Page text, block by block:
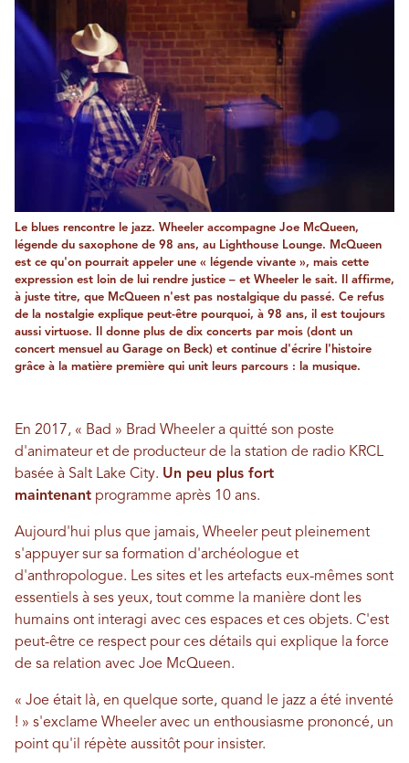
Le blues rencontre le jazz. Wheeler accompagne Joe McQueen,
légende du saxophone de 98 ans, au Lighthouse Lounge. McQueen
est ce qu'on pourrait appeler une « légende vivante », mais cette
expression est loin de lui rendre justice – et Wheeler le sait. Il affirme,
à juste titre, que McQueen n'est pas nostalgique du passé. Ce refus
de la nostalgie explique peut-être pourquoi, à 98 ans, il est toujours
aussi virtuose. Il donne plus de dix concerts par mois (dont un
concert mensuel au Garage on Beck) et continue d'écrire l'histoire
grâce à la matière première qui unit leurs parcours : la musique.
En 2017, « Bad » Brad Wheeler a quitté son poste
d'animateur et de producteur de la station de radio KRCL
basée à Salt Lake City. Un peu plus fort
maintenant programme après 10 ans.
Aujourd'hui plus que jamais, Wheeler peut pleinement
s'appuyer sur sa formation d'archéologue et
d'anthropologue. Les sites et les artefacts eux-mêmes sont
essentiels à ses yeux, tout comme la manière dont les
humains ont interagi avec ces espaces et ces objets. C'est
peut-être ce respect pour ces détails qui explique la force
de sa relation avec Joe McQueen.
« Joe était là, en quelque sorte, quand le jazz a été inventé
! » s'exclame Wheeler avec un enthousiasme prononcé, un
point qu'il répète aussitôt pour insister.